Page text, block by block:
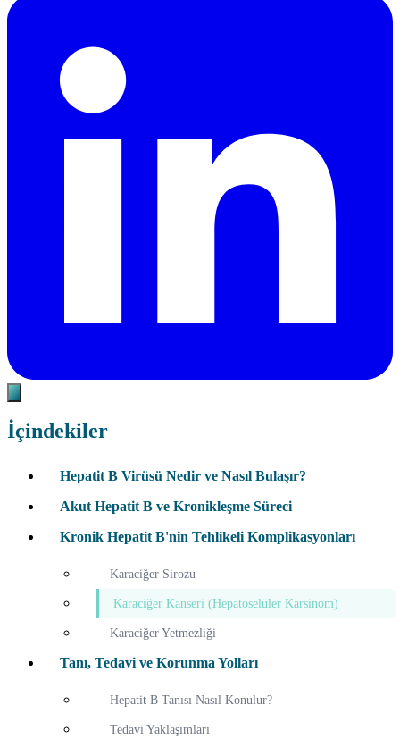
İçindekiler
Hepatit B Virüsü Nedir ve Nasıl Bulaşır?
Akut Hepatit B ve Kronikleşme Süreci
Kronik Hepatit B'nin Tehlikeli Komplikasyonları
Karaciğer Sirozu
Karaciğer Kanseri (Hepatoselüler Karsinom)
Karaciğer Yetmezliği
Tanı, Tedavi ve Korunma Yolları
Hepatit B Tanısı Nasıl Konulur?
Tedavi Yaklaşımları